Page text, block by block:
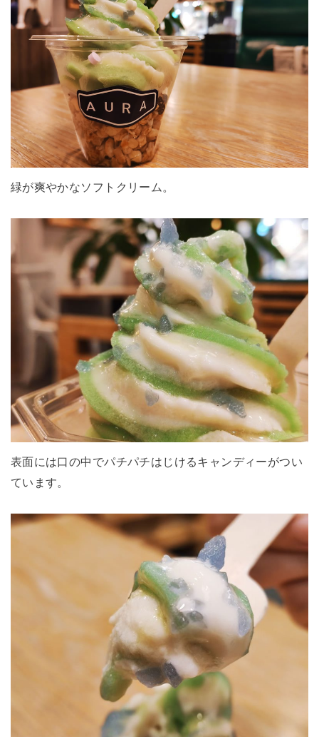
緑が爽やかなソフトクリーム。
表面には口の中でパチパチはじけるキャンディーがつい
ています。